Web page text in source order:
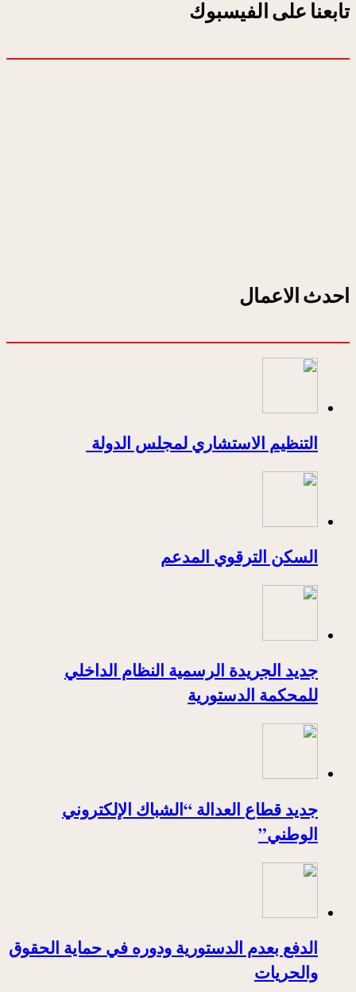
تابعنا على الفيسبوك
احدث الاعمال
التنظيم الاستشاري لمجلس الدولة
السكن الترقوي المدعم
جديد الجريدة الرسمية النظام الداخلي
للمحكمة الدستورية
جديد قطاع العدالة “الشباك الإلكتروني
الوطني”
الدفع بعدم الدستورية ودوره في حماية الحقوق
والحريات